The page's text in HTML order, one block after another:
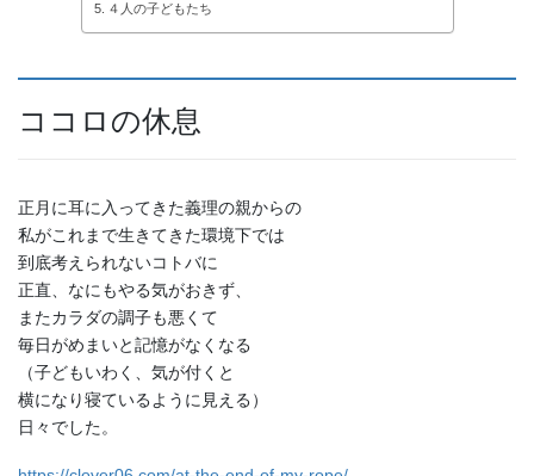
４人の子どもたち
ココロの休息
正月に耳に入ってきた義理の親からの
私がこれまで生きてきた環境下では
到底考えられないコトバに
正直、なにもやる気がおきず、
またカラダの調子も悪くて
毎日がめまいと記憶がなくなる
（子どもいわく、気が付くと
横になり寝ているように見える）
日々でした。